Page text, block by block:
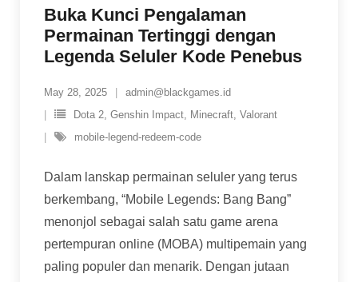
Buka Kunci Pengalaman
Permainan Tertinggi dengan
Legenda Seluler Kode Penebus
May 28, 2025
admin@blackgames.id
Dota 2, Genshin Impact, Minecraft, Valorant
mobile-legend-redeem-code
Dalam lanskap permainan seluler yang terus
berkembang, “Mobile Legends: Bang Bang”
menonjol sebagai salah satu game arena
pertempuran online (MOBA) multipemain yang
paling populer dan menarik. Dengan jutaan